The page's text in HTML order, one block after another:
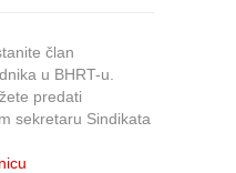
član
u BHRT-u.
predati
sekretaru Sindikata